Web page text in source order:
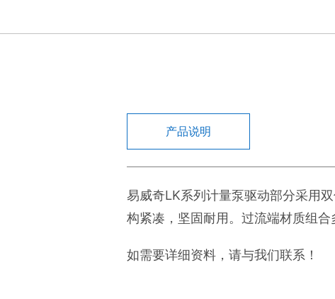
产品说明
易威奇LK系列计量泵驱动部分采用
构紧凑，坚固耐用。过流端材质组合
如需要详细资料，请与我们联系！